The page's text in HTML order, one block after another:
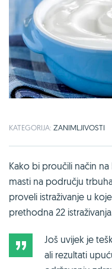
KATEGORIJA: ZANIMLJIVOSTI
Kako bi proučili način
masti na području
proveli istraživanje u
prethodna 22
Još uvijek je
ali rezultati